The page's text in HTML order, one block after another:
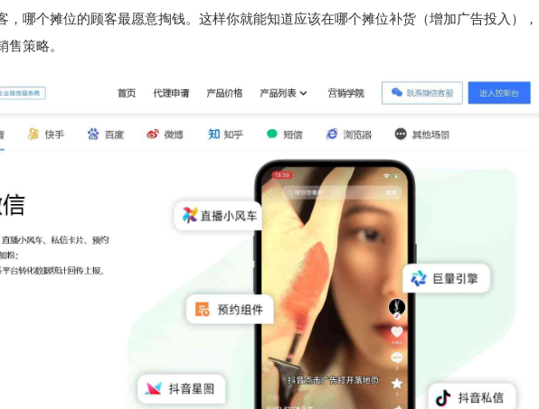
，哪个摊位的顾客最愿意掏钱。这样你就能知道应该在哪个摊位补货（增加广告投入），
售策略。